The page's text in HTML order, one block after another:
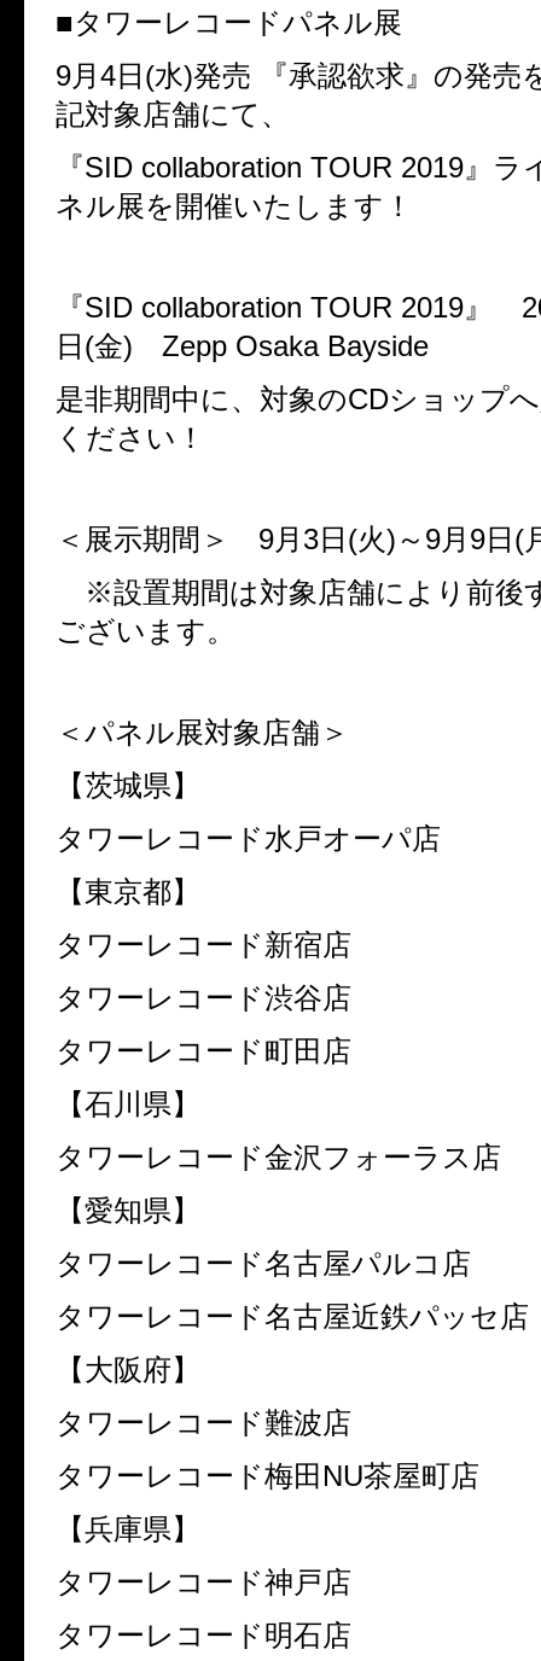
■タワーレコードパネル展
9月4日(水)発売
『承認欲求』の発売
記対象店舗にて、
『SID collaboration TOUR 2019 』ラ
ネル展を開催いたします！
『SID collaboration TOUR 2019 』
日(金)
Zepp Osaka Bayside
是非期間中に、対象のCDショップ
ください！
＜展示期間＞ 9月 3日(火) ～ 9月 9日(
※設置期間は対象店舗により前後
ございます。
＜パネル展対象店舗＞
【茨城県】
タワーレコード水戸オーパ店
【東京都】
タワーレコード新宿店
タワーレコード渋谷店
タワーレコード町田店
【石川県】
タワーレコード金沢フォーラス店
【愛知県】
タワーレコード名古屋パルコ店
タワーレコード名古屋近鉄パッセ店
【大阪府】
タワーレコード難波店
タワーレコード梅田 NU茶屋町店
【兵庫県】
タワーレコード神戸店
タワーレコード明石店